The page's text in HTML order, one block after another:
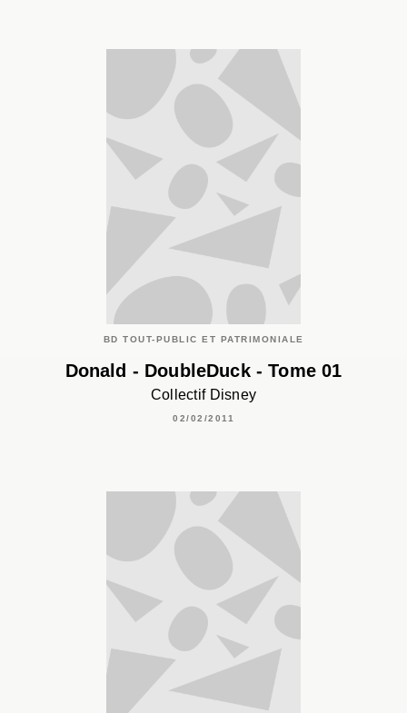
BD TOUT-PUBLIC ET PATRIMONIALE
Donald - DoubleDuck - Tome 01
Collectif Disney
02/02/2011